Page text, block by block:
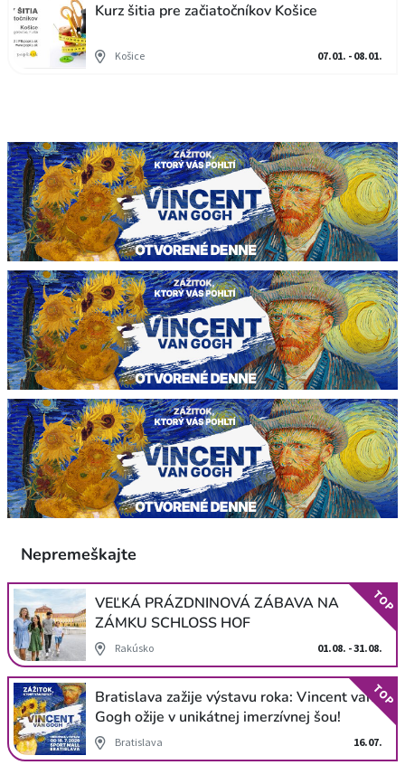
Kurz šitia pre začiatočníkov Košice
Košice 07.01. - 08.01.
Nepremeškajte
VEĽKÁ PRÁZDNINOVÁ ZÁBAVA NA
ZÁMKU SCHLOSS HOF
Rakúsko 01.08. - 31.08.
TOP
Bratislava zažije výstavu roka: Vincent van
Gogh ožije v unikátnej imerzívnej šou!
Bratislava 16.07.
TOP